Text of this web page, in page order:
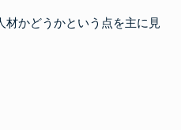
材かどうかという点を主に見